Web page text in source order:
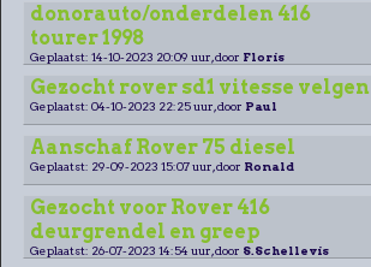
donorauto/onderdelen 416
tourer 1998
Geplaatst: 14-10-2023 20:09 uur, door Floris
Gezocht rover sd1 vitesse velgen
Geplaatst: 04-10-2023 22:25 uur, door Paul
Aanschaf Rover 75 diesel
Geplaatst: 29-09-2023 15:07 uur, door Ronald
Gezocht voor Rover 416
deurgrendel en greep
Geplaatst: 26-07-2023 14:54 uur, door S.Schellevis